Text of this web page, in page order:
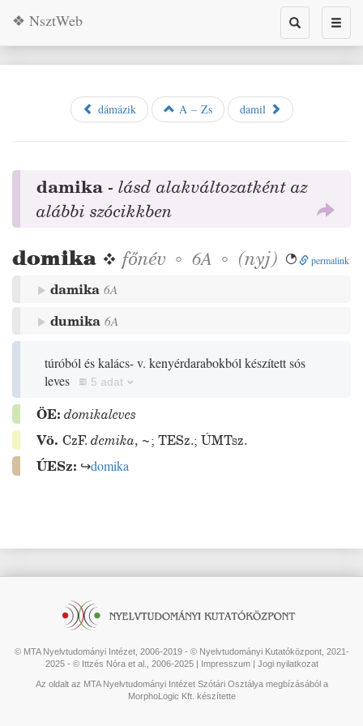
Toggle
search
❖ NsztWeb
dámázik A – Zs damil
damika - lásd alakváltozatként az
alábbi szócikkben
domika ❖ főnév ◦ 6A ◦ (nyj)  permalink
damika 6A
dumika 6A
túróból és kalács- v. kenyérdarabokból készített sós
leves
5 adat
ÖE: domikaleves
Vö. CzF. demika, ~; TESz.; ÚMTsz.
ÚESz: ↪domika
© MTA Nyelvtudományi Intézet, 2006-2019 - © Nyelvtudományi Kutatóközpont, 2021-
2025 - © Ittzés Nóra et al., 2006-2025 | Impresszum| Jogi nyilatkozat
Az oldalt az MTA Nyelvtudományi Intézet Szótári Osztálya megbízásából a
MorphoLogic Kft. készítette